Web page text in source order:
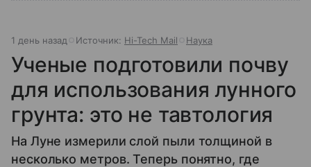
1 день назад Источник: Hi-Tech Mail Наука
Ученые подготовили почву
для использования лунного
грунта: это не тавтология
На Луне измерили слой пыли толщиной в
несколько метров. Теперь понятно, где